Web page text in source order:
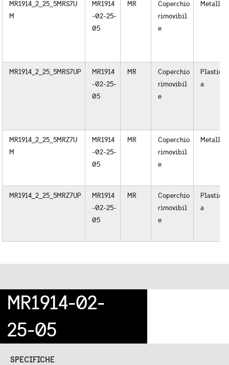
MR1914_2_25_5MRS7U
M
MR1914
-02-25-
05
MR
Coperchio
rimovibil
e
Metallo
MR1914_2_25_5MRS7UP
MR1914
-02-25-
05
MR
Coperchio
rimovibil
e
Plastic
a
MR1914_2_25_5MRZ7U
M
MR1914
-02-25-
05
MR
Coperchio
rimovibil
e
Metallo
MR1914_2_25_5MRZ7UP
MR1914
-02-25-
05
MR
Coperchio
rimovibil
e
Plastic
a
MR1914-02-
25-05
SPECIFICHE